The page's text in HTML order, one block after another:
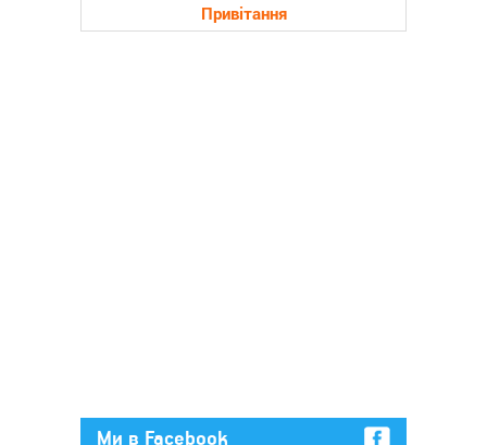
Привітання
Ми в Facebook